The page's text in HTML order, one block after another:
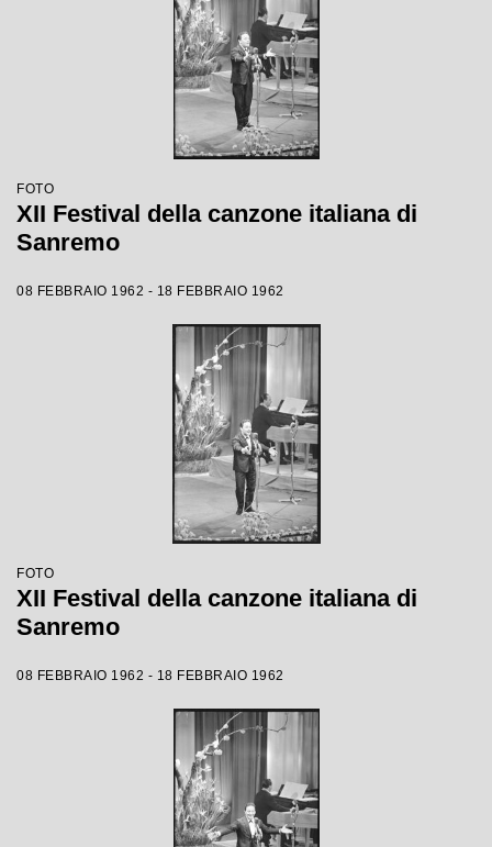
FOTO
XII Festival della canzone italiana di
Sanremo
08 FEBBRAIO 1962 - 18 FEBBRAIO 1962
FOTO
XII Festival della canzone italiana di
Sanremo
08 FEBBRAIO 1962 - 18 FEBBRAIO 1962